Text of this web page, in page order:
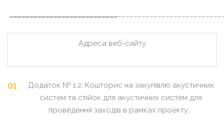
Адреса веб-сайту
Додаток № 1.2: Кошторис на закупівлю акустичних
систем та стійок для акустичних систем для
проведення заходів в рамках проекту.